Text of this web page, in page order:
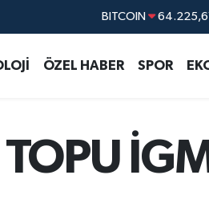
DOLAR
EURO
BİST100
ÖZEL HABER SPOR